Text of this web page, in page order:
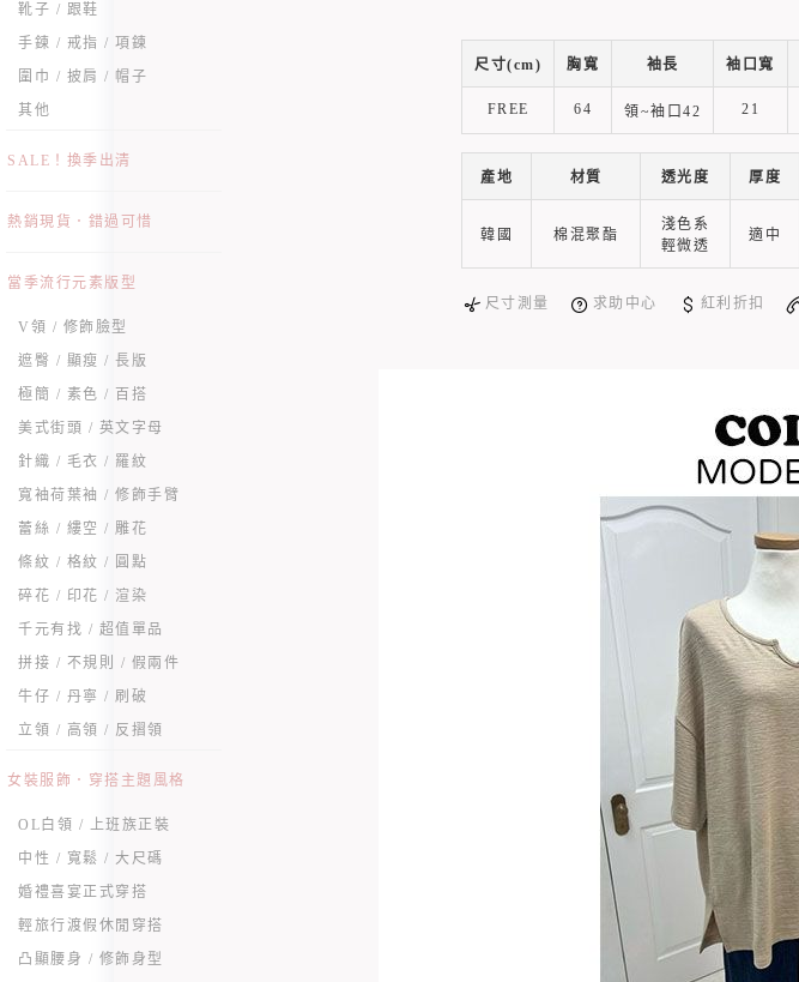
靴子 / 跟鞋
手鍊 / 戒指 / 項鍊
圍巾 / 披肩 / 帽子
其他
SALE！換季出清
熱銷現貨．錯過可惜
當季流行元素版型
V領 / 修飾臉型
遮臀 / 顯瘦 / 長版
極簡 / 素色 / 百搭
美式街頭 / 英文字母
針織 / 毛衣 / 羅紋
寬袖荷葉袖 / 修飾手臂
蕾絲 / 縷空 / 雕花
條紋 / 格紋 / 圓點
碎花 / 印花 / 渲染
千元有找 / 超值單品
拼接 / 不規則 / 假兩件
牛仔 / 丹寧 / 刷破
立領 / 高領 / 反摺領
女裝服飾．穿搭主題風格
OL白領 / 上班族正裝
中性 / 寬鬆 / 大尺碼
婚禮喜宴正式穿搭
輕旅行渡假休閒穿搭
凸顯腰身 / 修飾身型
尺寸(cm) 胸寬 袖長 袖口寬
FREE 64 領~袖口42 21
產地 材質 透光度 厚度
韓國 棉混聚酯
淺色系
輕微透
適中
尺寸測量 求助中心 紅利折扣